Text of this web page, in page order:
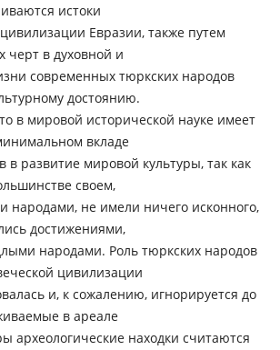
истоки
Евразии, также путем
в духовной и
современных тюркских народов
достоянию.
в мировой исторической науке имеет
вкладе
в развитие мировой культуры, так как
своем,
народами, не имели ничего исконного,
достижениями,
народами. Роль тюркских народов
цивилизации
и, к сожалению, игнорируется до
в ареале
археологические находки считаются